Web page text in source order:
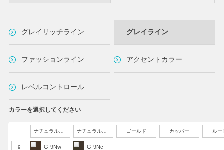
カラーを選択してください
ゴールド カッパー ルー
9 G-9Nw G-9Nc
グレイリッチライン グレイライン
ファッションライン アクセントカラー
レベルコントロール